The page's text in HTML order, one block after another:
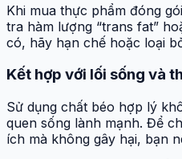
Khi mua thực phẩm đóng
tra hàm lượng “trans fat”
có, hãy hạn chế hoặc loại
Kết hợp với lối sống và
Sử dụng chất béo hợp lý
quen sống lành mạnh. Để
ích mà không gây hại, bạn